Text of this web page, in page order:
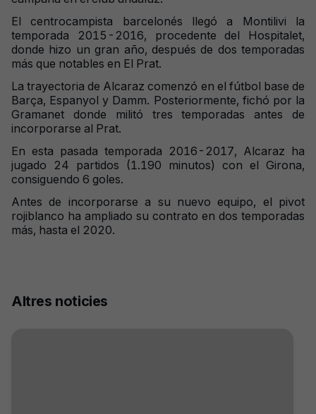
El centrocampista barcelonés llegó a Montilivi la
temporada 2015-2016, procedente del Hospitalet,
donde hizo un gran año, después de dos temporadas
más que notables en El Prat.
La trayectoria de Alcaraz comenzó en el fútbol base de
Barça, Espanyol y Damm. Posteriormente, fichó por la
Gramanet donde militó tres temporadas antes de
incorporarse al Prat.
En esta pasada temporada 2016-2017, Alcaraz ha
jugado 24 partidos (1.190 minutos) con el Girona,
consiguendo 6 goles.
Antes de incorporarse a su nuevo equipo, el pivot
rojiblanco ha ampliado su contrato en dos temporadas
más, hasta el 2020.
Altres noticies